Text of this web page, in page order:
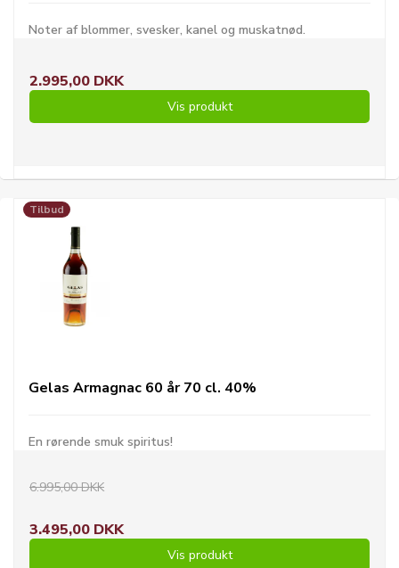
Noter af blommer, svesker, kanel og muskatnød.
2.995,00 DKK
Vis produkt
Tilbud
Gelas Armagnac 60 år 70 cl. 40%
En rørende smuk spiritus!
6.995,00 DKK
3.495,00 DKK
Vis produkt